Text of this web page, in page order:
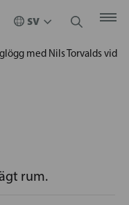
med Nils Torvalds vid
rum.